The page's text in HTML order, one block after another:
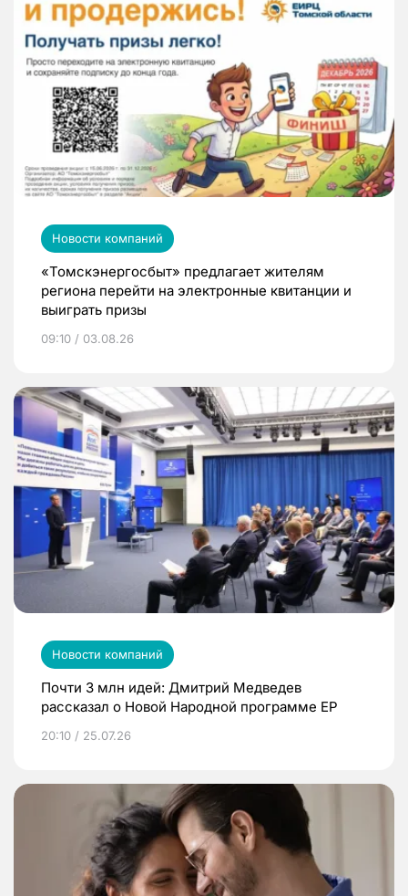
Новости компаний
«Томскэнергосбыт» предлагает жителям
региона перейти на электронные квитанции и
выиграть призы
09:10 / 03.08.26
Новости компаний
Почти 3 млн идей: Дмитрий Медведев
рассказал о Новой Народной программе ЕР
20:10 / 25.07.26